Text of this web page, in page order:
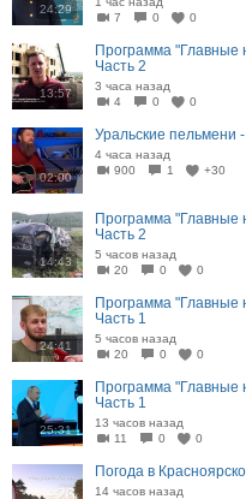
24:29
7
0 0
13:57
Программа "Главные
Часть 2
3 часа назад
4
0 0
02:00
Уральские пельмени
4 часа назад
900
1 +30
14:43
Программа "Главные
Часть 2
5 часов назад
20
0 0
24:41
Программа "Главные
Часть 1
5 часов назад
20
0 0
25:31
Программа "Главные
Часть 1
13 часов назад
11
0 0
Погода в
14 часов назад